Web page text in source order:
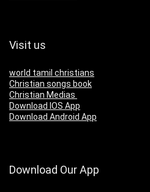
Visit us
world tamil christians
Christian songs book
Christian Medias
Download IOS App
Download Android App
Download Our App